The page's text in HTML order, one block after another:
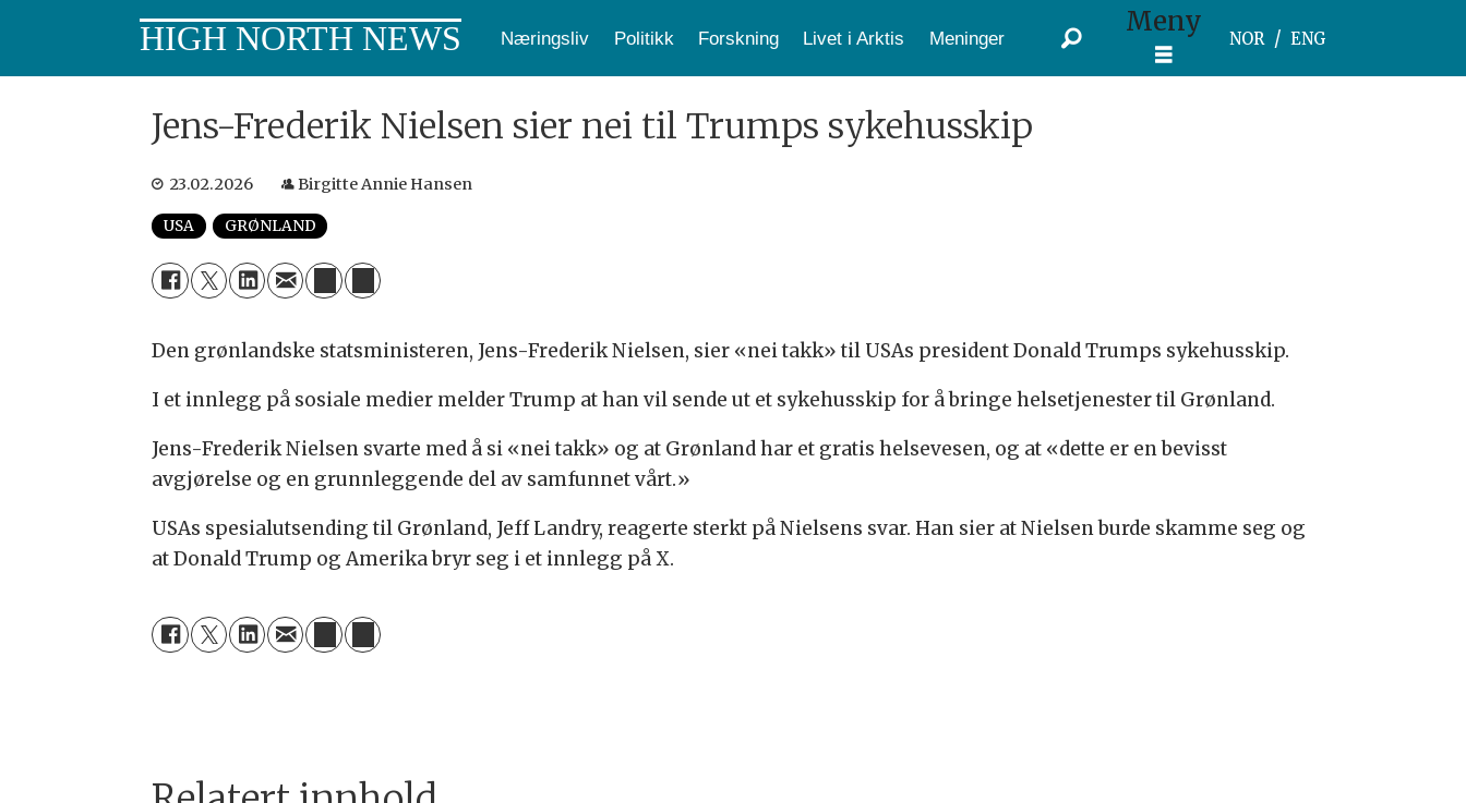
HIGH NORTH NEWS Næringsliv Politikk Forskning Livet i Arktis Meninger Meny
NOR ENG
Jens-Frederik Nielsen sier nei til Trumps sykehusskip
23.02.2026 Birgitte Annie Hansen
USA GRØNLAND
Den grønlandske statsministeren, Jens-Frederik Nielsen, sier «nei takk» til USAs president Donald Trumps sykehusskip.
I et innlegg på sosiale medier melder Trump at han vil sende ut et sykehusskip for å bringe helsetjenester til Grønland.
Jens-Frederik Nielsen svarte med å si «nei takk» og at Grønland har et gratis helsevesen, og at «dette er en bevisst
avgjørelse og en grunnleggende del av samfunnet vårt.»
USAs spesialutsending til Grønland, Jeff Landry, reagerte sterkt på Nielsens svar. Han sier at Nielsen burde skamme seg og
at Donald Trump og Amerika bryr seg i et innlegg på X.